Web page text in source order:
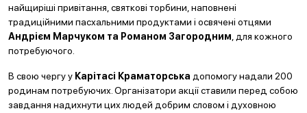
найщиріші привітання, святкові торбини, наповнені
традиційними пасхальними продуктами і освячені отцями
Андрієм Марчуком та Романом Загородним , для кожного
потребуючого.
В свою чергу у Карітасі Краматорська допомогу надали 200
родинам потребуючих. Організатори акції ставили перед собою
завдання надихнути цих людей добрим словом і духовною